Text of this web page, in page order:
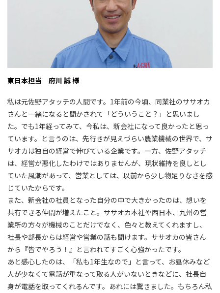
東日本担当 府川 誠 様
私は元佐野アタッチの人間です。1年前の今頃、同業社のササオカ
さんと一緒になると聞かされて「どういうこと？」と思いまし
た。でも1年経ってみて、今私は、新会社になって良かったと思っ
ています。と言うのは、先行きが見えづらい農業機械の世界で、サ
サオカは独自の経営で伸びている企業です。一方、佐野アタッチ
は、経営が悪化したわけではありませんが、現状維持を良しとし
ていた風潮があって、営業としては、以前から少し物足りなさを感
じていたからです。
また、新会社の社員となった自分の中で大きかったのは、想いを
共有できる仲間が増えたこと。ササオカ本社や西日本、九州の営
業所の方々が機械のことだけでなく、色々と教えてくれますし、
社長や部長からは経営や営業の話も聞けます。ササオカの皆さん
から『皆でやろう！』と言われてすごく心強かったです。
あと感心したのは、「私も1年生なので」と言って、お昼休みなど
人が少なくて電話が重なって取る人がいないときなどに、社長自
身が電話を取ってくれるんです。あれには驚きました。もちろん私